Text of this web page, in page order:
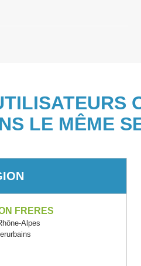
LE MÊME
FRERES
Alpes